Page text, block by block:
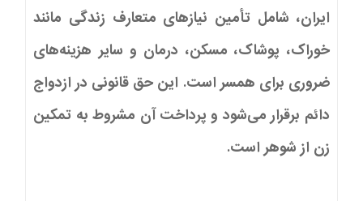
ایران، شامل تأمین نیازهای متعارف زندگی مانند
خوراک، پوشاک، مسکن، درمان و سایر هزینه‌های
ضروری برای همسر است. این حق قانونی در ازدواج
دائم برقرار می‌شود و پرداخت آن مشروط به تمکین
زن از شوهر است.